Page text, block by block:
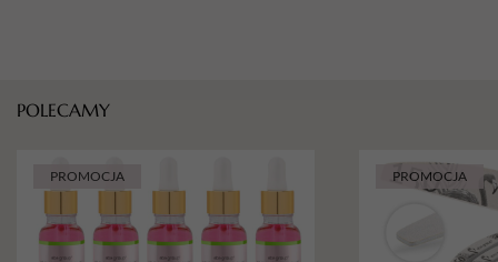
POLECAMY
PROMOCJA PROMOCJA